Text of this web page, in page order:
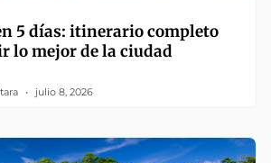
5 días: itinerario completo
lo mejor de la ciudad
julio 8, 2026